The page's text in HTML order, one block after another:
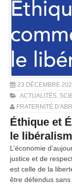
23 DÉCEMBRE
ACTUALITÉS,
FRATERNITÉ
Éthique et
le
L’économie
justice et de
est celle de la
être défendus